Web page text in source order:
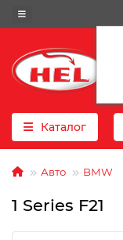
Каталог
Авто BMW
1 Series F21